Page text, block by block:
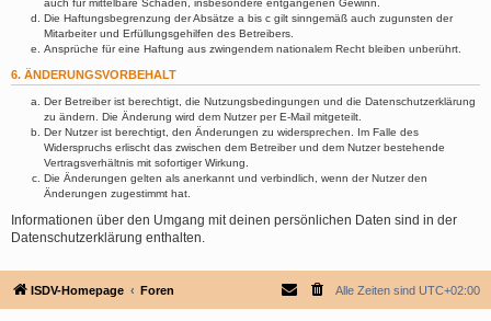
auch für mittelbare Schäden, insbesondere entgangenen Gewinn.
Die Haftungsbegrenzung der Absätze a bis c gilt sinngemäß auch zugunsten der
Mitarbeiter und Erfüllungsgehilfen des Betreibers.
Ansprüche für eine Haftung aus zwingendem nationalem Recht bleiben unberührt.
6. ÄNDERUNGSVORBEHALT
Der Betreiber ist berechtigt, die Nutzungsbedingungen und die Datenschutzerklärung
zu ändern. Die Änderung wird dem Nutzer per E-Mail mitgeteilt.
Der Nutzer ist berechtigt, den Änderungen zu widersprechen. Im Falle des
Widerspruchs erlischt das zwischen dem Betreiber und dem Nutzer bestehende
Vertragsverhältnis mit sofortiger Wirkung.
Die Änderungen gelten als anerkannt und verbindlich, wenn der Nutzer den
Änderungen zugestimmt hat.
Informationen über den Umgang mit deinen persönlichen Daten sind in der
Datenschutzerklärung enthalten.
ISDV-Homepage Foren Alle Zeiten sind UTC+02:00